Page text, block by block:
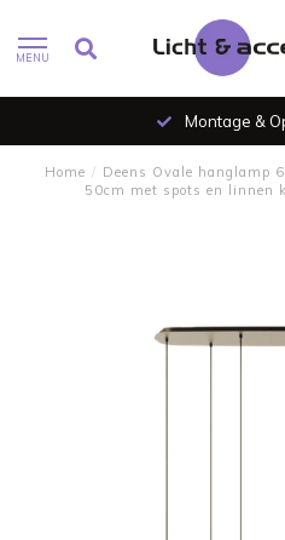
MENU
Montage &
Home / Deens Ovale hanglamp
50cm met spots en linnen